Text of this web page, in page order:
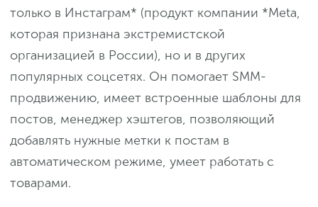
только в Инстаграм* (продукт компании *Meta,
которая признана экстремистской
организацией в России), но и в других
популярных соцсетях. Он помогает SMM-
продвижению, имеет встроенные шаблоны для
постов, менеджер хэштегов, позволяющий
добавлять нужные метки к постам в
автоматическом режиме, умеет работать с
товарами.